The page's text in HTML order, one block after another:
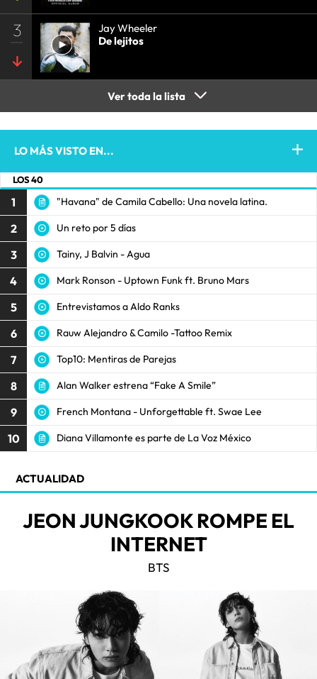
3
Jay Wheeler
De lejitos
Ver toda la lista
LO MÁS VISTO EN...
LOS 40
1 "Havana" de Camila Cabello: Una novela latina.
2 Un reto por 5 días
3 Tainy, J Balvin - Agua
4 Mark Ronson - Uptown Funk ft. Bruno Mars
5 Entrevistamos a Aldo Ranks
6 Rauw Alejandro & Camilo -Tattoo Remix
7 Top10: Mentiras de Parejas
8 Alan Walker estrena “Fake A Smile”
9 French Montana - Unforgettable ft. Swae Lee
10 Diana Villamonte es parte de La Voz México
ACTUALIDAD
JEON JUNGKOOK ROMPE EL
INTERNET
BTS